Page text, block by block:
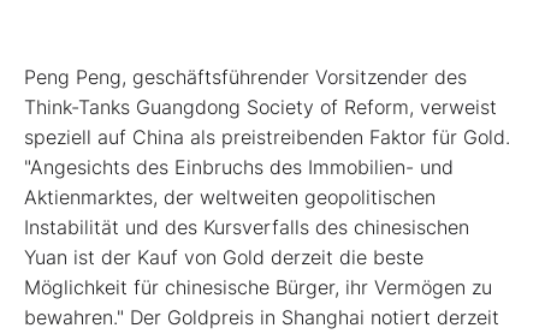
Peng Peng, geschäftsführender Vorsitzender des
Think-Tanks Guangdong Society of Reform, verweist
speziell auf China als preistreibenden Faktor für Gold.
"Angesichts des Einbruchs des Immobilien- und
Aktienmarktes, der weltweiten geopolitischen
Instabilität und des Kursverfalls des chinesischen
Yuan ist der Kauf von Gold derzeit die beste
Möglichkeit für chinesische Bürger, ihr Vermögen zu
bewahren." Der Goldpreis in Shanghai notiert derzeit